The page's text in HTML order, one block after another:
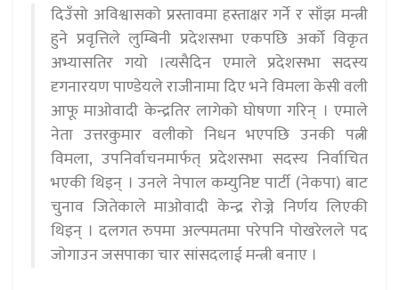
दिउँसो अविश्वासको प्रस्तावमा हस्ताक्षर गर्ने र साँझ मन्त्री
हुने प्रवृत्तिले लुम्बिनी प्रदेशसभा एकपछि अर्को विकृत
अभ्यासतिर गयो ।त्यसैदिन एमाले प्रदेशसभा सदस्य
दृगनारयण पाण्डेयले राजीनामा दिए भने विमला केसी वली
आफू माओवादी केन्द्रतिर लागेको घोषणा गरिन् । एमाले
नेता उत्तरकुमार वलीको निधन भएपछि उनकी पत्नी
विमला, उपनिर्वाचनमार्फत् प्रदेशसभा सदस्य निर्वाचित
भएकी थिइन् । उनले नेपाल कम्युनिष्ट पार्टी (नेकपा) बाट
चुनाव जितेकाले माओवादी केन्द्र रोज्ने निर्णय लिएकी
थिइन् । दलगत रुपमा अल्पमतमा परेपनि पोखरेलले पद
जोगाउन जसपाका चार सांसदलाई मन्त्री बनाए ।